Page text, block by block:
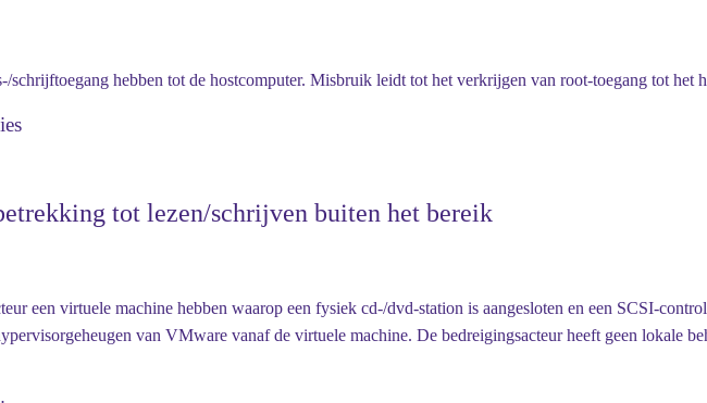
hebben tot de hostcomputer. Misbruik leidt tot het verkrijgen van root-toegang tot het
tot lezen/schrijven buiten het bereik
een virtuele machine hebben waarop een fysiek cd-/dvd-station is aangesloten en een SCSI-
van VMware vanaf de virtuele machine. De bedreigingsacteur heeft geen lokale